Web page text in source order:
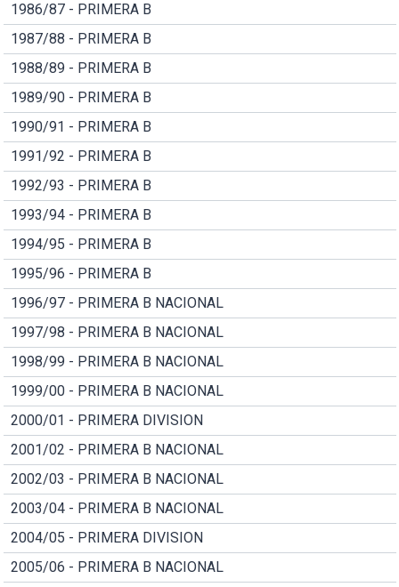
1986/87 - PRIMERA B
1987/88 - PRIMERA B
1988/89 - PRIMERA B
1989/90 - PRIMERA B
1990/91 - PRIMERA B
1991/92 - PRIMERA B
1992/93 - PRIMERA B
1993/94 - PRIMERA B
1994/95 - PRIMERA B
1995/96 - PRIMERA B
1996/97 - PRIMERA B NACIONAL
1997/98 - PRIMERA B NACIONAL
1998/99 - PRIMERA B NACIONAL
1999/00 - PRIMERA B NACIONAL
2000/01 - PRIMERA DIVISION
2001/02 - PRIMERA B NACIONAL
2002/03 - PRIMERA B NACIONAL
2003/04 - PRIMERA B NACIONAL
2004/05 - PRIMERA DIVISION
2005/06 - PRIMERA B NACIONAL